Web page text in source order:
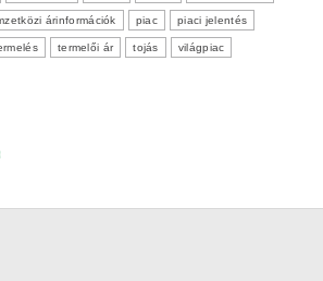
árinformációk piac piaci jelentés
termelői ár tojás világpiac